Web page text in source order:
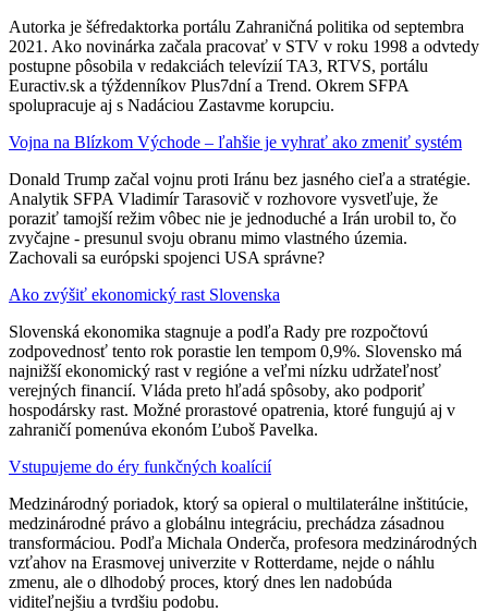
Autorka je šéfredaktorka portálu Zahraničná politika od septembra
2021. Ako novinárka začala pracovať v STV v roku 1998 a odvtedy
postupne pôsobila v redakciách televízií TA3, RTVS, portálu
Euractiv.sk a týždenníkov Plus7dní a Trend. Okrem SFPA
spolupracuje aj s Nadáciou Zastavme korupciu.
Vojna na Blízkom Východe – ľahšie je vyhrať ako zmeniť systém
Donald Trump začal vojnu proti Iránu bez jasného cieľa a stratégie.
Analytik SFPA Vladimír Tarasovič v rozhovore vysvetľuje, že
poraziť tamojší režim vôbec nie je jednoduché a Irán urobil to, čo
zvyčajne - presunul svoju obranu mimo vlastného územia.
Zachovali sa európski spojenci USA správne?
Ako zvýšiť ekonomický rast Slovenska
Slovenská ekonomika stagnuje a podľa Rady pre rozpočtovú
zodpovednosť tento rok porastie len tempom 0,9%. Slovensko má
najnižší ekonomický rast v regióne a veľmi nízku udržateľnosť
verejných financií. Vláda preto hľadá spôsoby, ako podporiť
hospodársky rast. Možné prorastové opatrenia, ktoré fungujú aj v
zahraničí pomenúva ekonóm Ľuboš Pavelka.
Vstupujeme do éry funkčných koalícií
Medzinárodný poriadok, ktorý sa opieral o multilaterálne inštitúcie,
medzinárodné právo a globálnu integráciu, prechádza zásadnou
transformáciou. Podľa Michala Onderča, profesora medzinárodných
vzťahov na Erasmovej univerzite v Rotterdame, nejde o náhlu
zmenu, ale o dlhodobý proces, ktorý dnes len nadobúda
viditeľnejšiu a tvrdšiu podobu.